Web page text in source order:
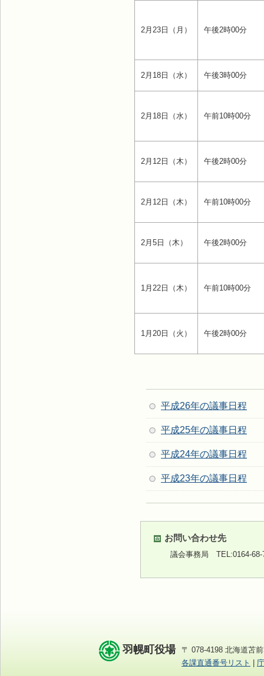
2月23日（月） 午後2時00分
2月18日（水） 午後3時00分
2月18日（水） 午前10時00分
2月12日（木） 午後2時00分
2月12日（木） 午前10時00分
2月5日（木） 午後2時00分
1月22日（木） 午前10時00分
1月20日（火） 午後2時00分
平成26年の議事日程
平成25年の議事日程
平成24年の議事日程
平成23年の議事日程
お問い合わせ先
議会事務局 TEL:0164-
羽幌町役場
〒 078-4198 北海道苫
各課直通番号リスト